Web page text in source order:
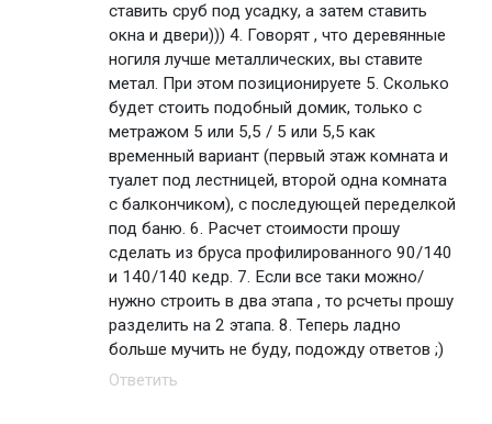
ставить сруб под усадку, а затем ставить
окна и двери))) 4. Говорят , что деревянные
ногиля лучше металлических, вы ставите
метал. При этом позиционируете 5. Сколько
будет стоить подобный домик, только с
метражом 5 или 5,5 / 5 или 5,5 как
временный вариант (первый этаж комната и
туалет под лестницей, второй одна комната
с балкончиком), с последующей переделкой
под баню. 6. Расчет стоимости прошу
сделать из бруса профилированного 90/140
и 140/140 кедр. 7. Если все таки можно/
нужно строить в два этапа , то рсчеты прошу
разделить на 2 этапа. 8. Теперь ладно
больше мучить не буду, подожду ответов ;)
Ответить